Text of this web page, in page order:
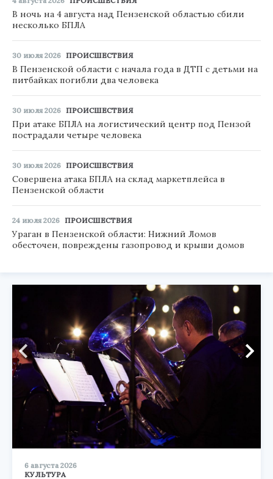
В ночь на 4 августа над Пензенской областью сбили
несколько БПЛА
30 июля 2026 ПРОИСШЕСТВИЯ
В Пензенской области с начала года в ДТП с детьми на
питбайках погибли два человека
30 июля 2026 ПРОИСШЕСТВИЯ
При атаке БПЛА на логистический центр под Пензой
пострадали четыре человека
30 июля 2026 ПРОИСШЕСТВИЯ
Совершена атака БПЛА на склад маркетплейса в
Пензенской области
24 июля 2026 ПРОИСШЕСТВИЯ
Ураган в Пензенской области: Нижний Ломов
обесточен, повреждены газопровод и крыши домов
6 августа 2026
КУЛЬТУРА